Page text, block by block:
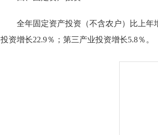
全年固定资产投资（不含农户）比上年
投资增长22.9％；第三产业投资增长5.8％。